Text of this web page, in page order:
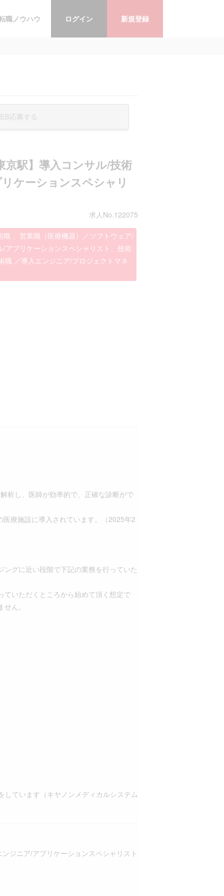
職ノウハウ ログイン 新規登録
京駅】導入コンサル/技術
ケーションスペシャリ
求人No.122075
、営業職（医療機器）／ソフトウェア/
アプリケーションスペシャリスト、技術
／導入エンジニア/プロジェクトマネ
析し、医師が効率的で、正確な診断がで
療施設に導入されています。（2025年2
グに近い段階で下記の業務を行っていた
いただくところから始めて頂く想定で
ん。
ています（キヤノンメディカルシステム
ジニア/アプリケーションスペシャリスト